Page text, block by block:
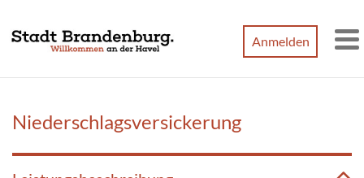
Anmelden
Niederschlagsversickerung